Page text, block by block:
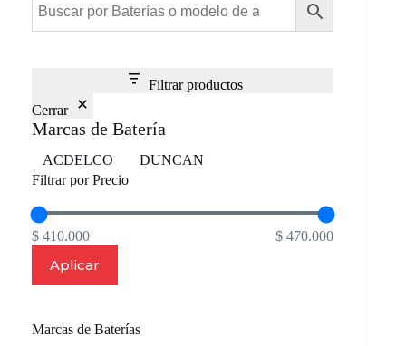
Filtrar productos
Cerrar
Marcas de Batería
Marca
ACDELCO
DUNCAN
Filtrar por Precio
$ 410.000 $ 470.000
Aplicar
Marcas de Baterías